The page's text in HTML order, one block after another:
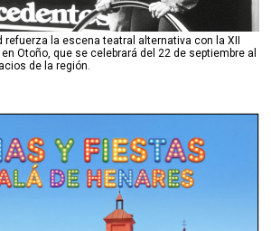
refuerza la escena teatral alternativa con la XII
Otoño, que se celebrará del 22 de septiembre al
de la región.